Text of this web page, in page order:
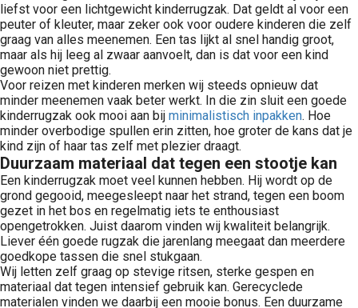
liefst voor een lichtgewicht kinderrugzak. Dat geldt al voor een
peuter of kleuter, maar zeker ook voor oudere kinderen die zelf
graag van alles meenemen. Een tas lijkt al snel handig groot,
maar als hij leeg al zwaar aanvoelt, dan is dat voor een kind
gewoon niet prettig.
Voor reizen met kinderen merken wij steeds opnieuw dat
minder meenemen vaak beter werkt. In die zin sluit een goede
kinderrugzak ook mooi aan bij minimalistisch inpakken. Hoe
minder overbodige spullen erin zitten, hoe groter de kans dat je
kind zijn of haar tas zelf met plezier draagt.
Duurzaam materiaal dat tegen een stootje kan
Een kinderrugzak moet veel kunnen hebben. Hij wordt op de
grond gegooid, meegesleept naar het strand, tegen een boom
gezet in het bos en regelmatig iets te enthousiast
opengetrokken. Juist daarom vinden wij kwaliteit belangrijk.
Liever één goede rugzak die jarenlang meegaat dan meerdere
goedkope tassen die snel stukgaan.
Wij letten zelf graag op stevige ritsen, sterke gespen en
materiaal dat tegen intensief gebruik kan. Gerecyclede
materialen vinden we daarbij een mooie bonus. Een duurzame